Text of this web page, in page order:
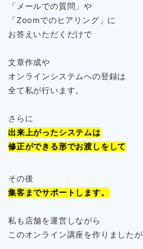
「メールでの質問」や
「Zoomでのヒアリング」に
お答えいただくだけで
文章作成や
オンラインシステムへの登録は
全て私が行います。
さらに
出来上がったシステムは
修正ができる形でお渡しをして
その後
集客までサポートします。
私も店舗を運営しながら
このオンライン講座を作りましたが